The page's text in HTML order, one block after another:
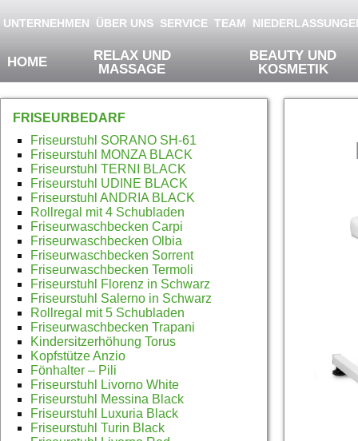
Products of Physa Wellness
Springe zum Inhalt
UNTERNEHMEN ÜBER UNS SERVICE TEAM
HOME
RELAX UND
MASSAGE
BEAUTY UND
KOSMETIK
FRISEURBEDARF
Friseurstuhl SORANO SH-61
Friseurstuhl MONZA BLACK
Friseurstuhl TERNI BLACK
Friseurstuhl UDINE BLACK
Friseurstuhl ANDRIA BLACK
Rollregal mit 4 Schubladen
Friseurwaschbecken Carpi
Friseurwaschbecken Olbia
Friseurwaschbecken Sorrent
Friseurwaschbecken Termoli
Friseurstuhl Florenz in Schwarz
Friseurstuhl Salerno in Schwarz
Rollregal mit 5 Schubladen
Friseurwaschbecken Trapani
Kindersitzerhöhung Torus
Kopfstütze Anzio
Fönhalter – Pili
Friseurstuhl Livorno White
Friseurstuhl Messina Black
Friseurstuhl Luxuria Black
Friseurstuhl Turin Black